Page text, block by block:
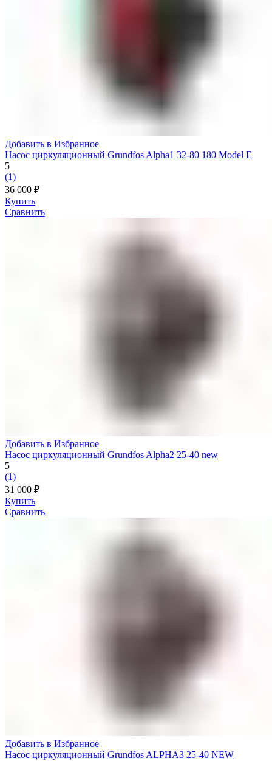
Добавить в Избранное
Насос циркуляционный Grundfos Alpha1 32-80 180 Model E
5
(1)
36 000 ₽
Купить
Сравнить
Добавить в Избранное
Насос циркуляционный Grundfos Alpha2 25-40 new
5
(1)
31 000 ₽
Купить
Сравнить
Добавить в Избранное
Насос циркуляционный Grundfos ALPHA3 25-40 NEW